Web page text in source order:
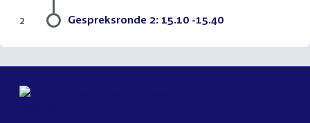
Gespreksronde 2: 15.10 -15.40
2